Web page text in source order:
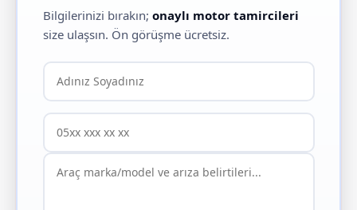
Bilgilerinizi bırakın; onaylı motor tamircileri
size ulaşsın. Ön görüşme ücretsiz.